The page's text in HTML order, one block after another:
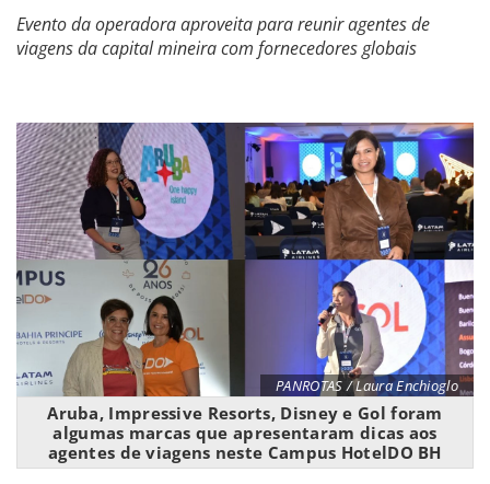
Evento da operadora aproveita para reunir agentes de
viagens da capital mineira com fornecedores globais
PANROTAS / Laura Enchioglo
Aruba, Impressive Resorts, Disney e Gol foram
algumas marcas que apresentaram dicas aos
agentes de viagens neste Campus HotelDO BH